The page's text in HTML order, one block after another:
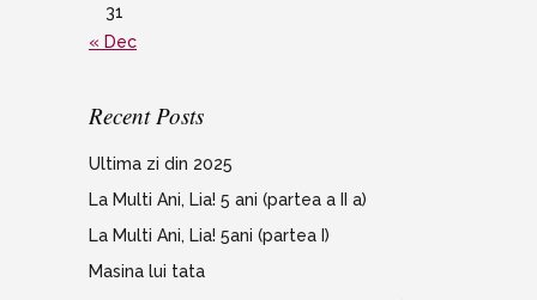
31
« Dec
Recent Posts
Ultima zi din 2025
La Multi Ani, Lia! 5 ani (partea a II a)
La Multi Ani, Lia! 5ani (partea I)
Masina lui tata